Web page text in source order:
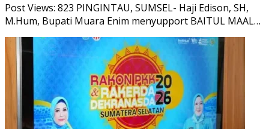
Post Views: 823 PINGINTAU, SUMSEL- Haji Edison, SH,
M.Hum, Bupati Muara Enim menyupport BAITUL MAAL…